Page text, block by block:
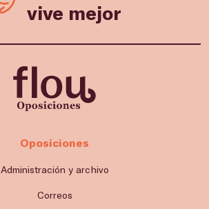
vive mejor
Oposiciones
Administración y archivo
Correos